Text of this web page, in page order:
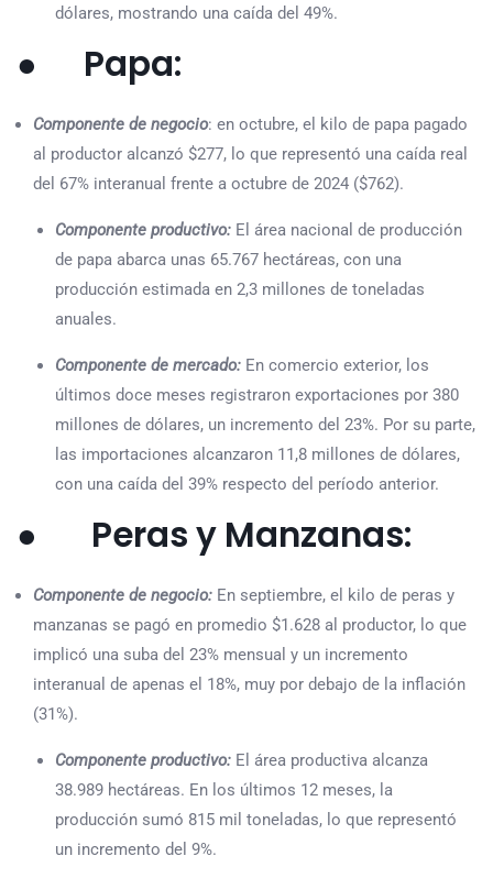
dólares, mostrando una caída del 49%.
● Papa:
Componente de negocio: en octubre, el kilo de papa pagado
al productor alcanzó $277, lo que representó una caída real
del 67% interanual frente a octubre de 2024 ($762).
Componente productivo: El área nacional de producción
de papa abarca unas 65.767 hectáreas, con una
producción estimada en 2,3 millones de toneladas
anuales.
Componente de mercado: En comercio exterior, los
últimos doce meses registraron exportaciones por 380
millones de dólares, un incremento del 23%. Por su parte,
las importaciones alcanzaron 11,8 millones de dólares,
con una caída del 39% respecto del período anterior.
● Peras y Manzanas:
Componente de negocio: En septiembre, el kilo de peras y
manzanas se pagó en promedio $1.628 al productor, lo que
implicó una suba del 23% mensual y un incremento
interanual de apenas el 18%, muy por debajo de la inflación
(31%).
Componente productivo: El área productiva alcanza
38.989 hectáreas. En los últimos 12 meses, la
producción sumó 815 mil toneladas, lo que representó
un incremento del 9%.